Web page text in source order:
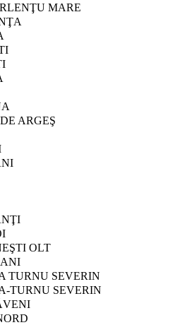
MARE
ARGEŞ
OLT
TURNU SEVERIN
TURNU SEVERIN